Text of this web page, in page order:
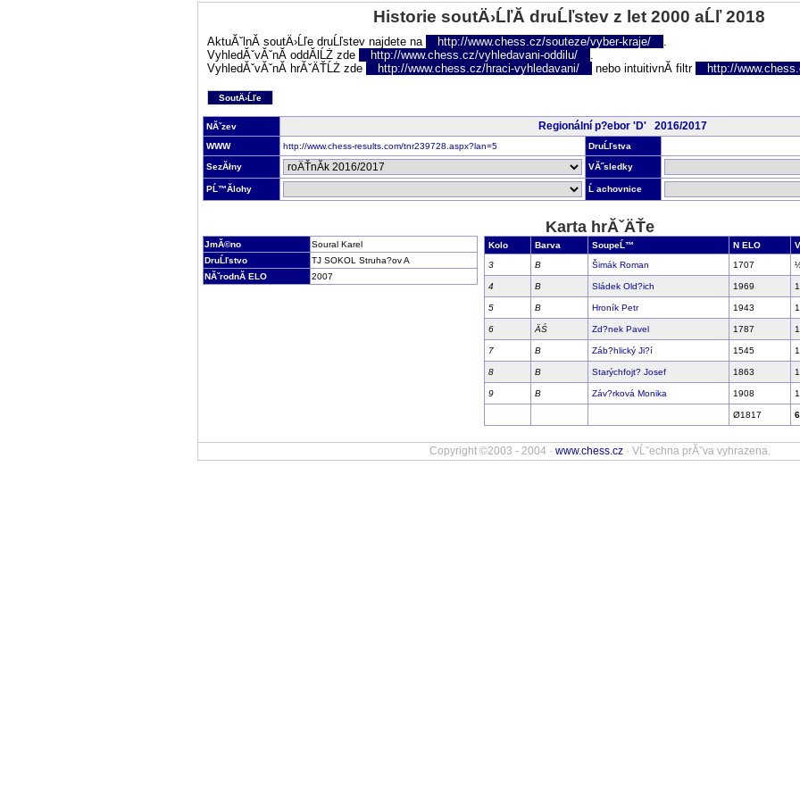
Historie soutÄ›ĹľĂ­ druĹľstev z let 2000 aĹľ 2018
AktuĂˇlnĂ­ soutÄ›Ĺľe druĹľstev najdete na http://www.chess.cz/souteze/vyber-kraje/
.
VyhledĂˇvĂˇnĂ­ oddĂ­lĹŻ zde
http://www.chess.cz/vyhledavani-oddilu/
.
VyhledĂˇvĂˇnĂ­ hrĂˇÄŤĹŻ zde
http://www.chess.cz/hraci-vyhledavani/ nebo intuitivnĂ­ filtr http://
SoutÄ›Ĺľe
NĂˇzev Regionální p?ebor 'D' 2016/2017
WWW http://www.chess-results.com/tnr239728.aspx?lan=5 DruĹľstva
SezĂłny VĂ˝sledky
PĹ™Ă­lohy Ĺ achovnice
Karta hrĂˇÄŤe
JmĂ©no
Soural Karel
DruĹľstvo
TJ SOKOL Struha?ov A
NĂˇrodnĂ­ ELO
2007
Kolo Barva SoupeĹ™ N ELO
3
B Šimák Roman 1707
4 B Sládek Old?ich 1969 1
5 B Hroník Petr 1943 1
6 ÄŚ Zd?nek Pavel 1787 1
7 B Záb?hlický Ji?í 1545 1
8 B Starýchfojt? Josef 1863 1
9 B Záv?rková Monika 1908 1
Ø1817
Copyright ©2003 - 2004 · www.chess.cz · VĹˇechna prĂˇva vyhrazena.